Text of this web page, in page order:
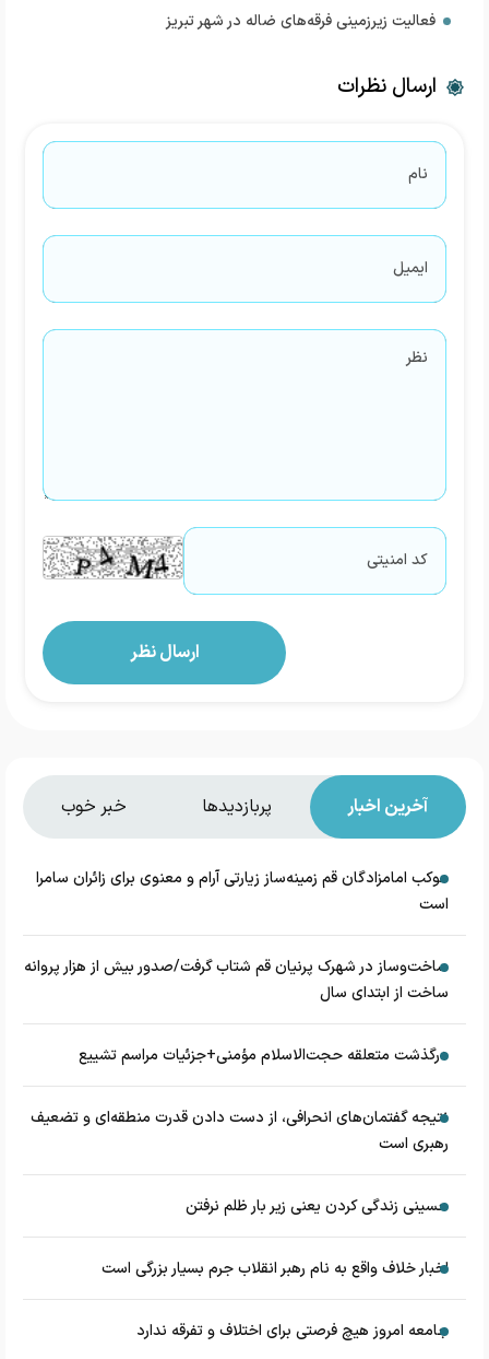
فعالیت زیرزمینی فرقه‌های ضاله در شهر تبریز
ارسال نظرات
آخرین اخبار پربازدیدها خبر خوب
موکب امامزادگان قم زمینه‌ساز زیارتی آرام و معنوی برای زائران سامرا
است
ساخت‌وساز در شهرک پرنیان قم شتاب گرفت/صدور بیش از هزار پروانه
ساخت از ابتدای سال
درگذشت متعلقه حجت‌الاسلام مؤمنی+جزئیات مراسم تشییع
نتیجه گفتمان‌های انحرافی، از دست دادن قدرت منطقه‌ای و تضعیف
رهبری است
حسینی زندگی کردن یعنی زیر بار ظلم نرفتن
اخبار خلاف واقع به نام رهبر انقلاب جرم بسیار بزرگی است
جامعه امروز هیچ فرصتی برای اختلاف و تفرقه ندارد